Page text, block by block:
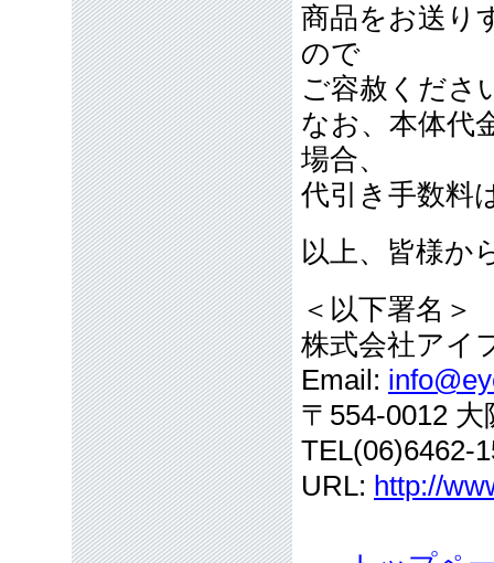
商品をお送り
ので
ご容赦くださ
なお、本体代
場合、
代引き手数料
以上、皆様か
＜以下署名＞
株式会社アイ
Email:
〒554-0012
TEL(06)6462-
URL: http://